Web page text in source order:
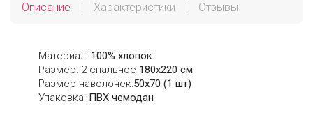
Описание Характеристики Отзывы
Материал: 100% хлопок
Размер: 2 спальное 180х220 см
Размер наволочек:50x70 (1 шт)
Упаковка: ПВХ чемодан